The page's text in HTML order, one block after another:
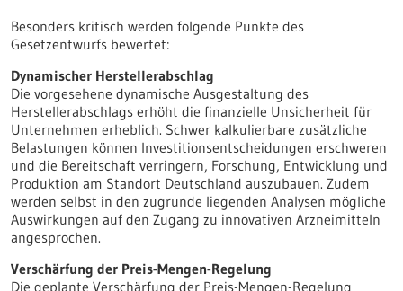
Besonders kritisch werden folgende Punkte des
Gesetzentwurfs bewertet:
Dynamischer Herstellerabschlag
Die vorgesehene dynamische Ausgestaltung des
Herstellerabschlags erhöht die finanzielle Unsicherheit für
Unternehmen erheblich. Schwer kalkulierbare zusätzliche
Belastungen können Investitionsentscheidungen erschweren
und die Bereitschaft verringern, Forschung, Entwicklung und
Produktion am Standort Deutschland auszubauen. Zudem
werden selbst in den zugrunde liegenden Analysen mögliche
Auswirkungen auf den Zugang zu innovativen Arzneimitteln
angesprochen.
Verschärfung der Preis-Mengen-Regelung
Die geplante Verschärfung der Preis-Mengen-Regelung